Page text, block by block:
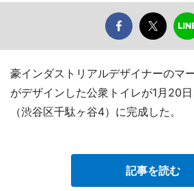
豪インダストリアルデザイナーのマ
がデザインした公衆トイレが1月20
（渋谷区千駄ヶ谷4）に完成した。
記事を読む